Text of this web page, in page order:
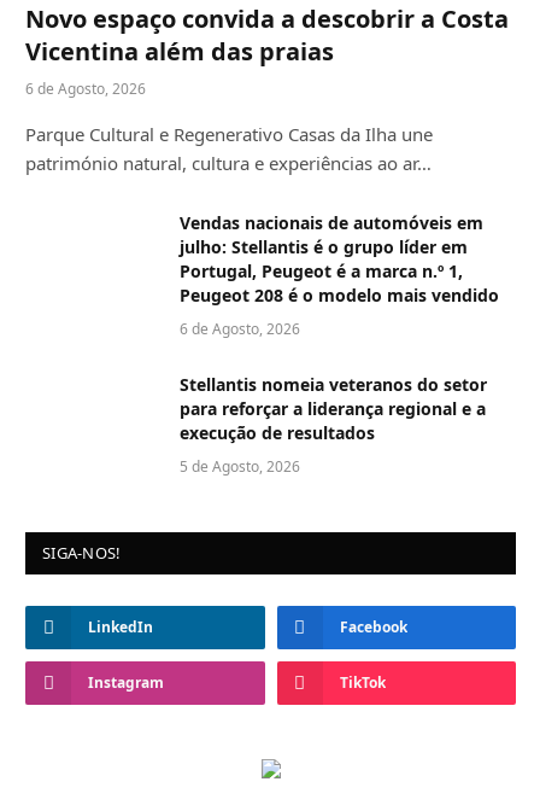
Novo espaço convida a descobrir a Costa
Vicentina além das praias
6 de Agosto, 2026
Parque Cultural e Regenerativo Casas da Ilha une
património natural, cultura e experiências ao ar…
Vendas nacionais de automóveis em
julho: Stellantis é o grupo líder em
Portugal, Peugeot é a marca n.º 1,
Peugeot 208 é o modelo mais vendido
6 de Agosto, 2026
Stellantis nomeia veteranos do setor
para reforçar a liderança regional e a
execução de resultados
5 de Agosto, 2026
SIGA-NOS!
LinkedIn Facebook
Instagram TikTok